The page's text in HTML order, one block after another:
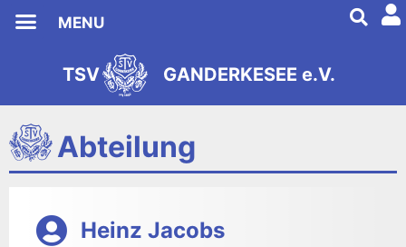
MENU
TSV
seit1892
GANDERKESEE e.V.
Abteilung
Heinz Jacobs